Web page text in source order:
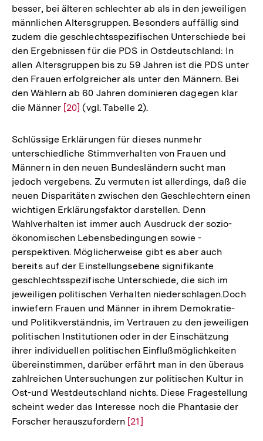
besser, bei älteren schlechter ab als in den jeweiligen
männlichen Altersgruppen. Besonders auffällig sind
zudem die geschlechtsspezifischen Unterschiede bei
den Ergebnissen für die PDS in Ostdeutschland: In
allen Altersgruppen bis zu 59 Jahren ist die PDS unter
den Frauen erfolgreicher als unter den Männern. Bei
den Wählern ab 60 Jahren dominieren dagegen klar
die Männer Zur
der
Fußnote
[20] (vgl. Tabelle 2).
Schlüssige Erklärungen für dieses nunmehr
unterschiedliche Stimmverhalten von Frauen und
Männern in den neuen Bundesländern sucht man
jedoch vergebens. Zu vermuten ist allerdings, daß die
neuen Disparitäten zwischen den Geschlechtern einen
wichtigen Erklärungsfaktor darstellen. Denn
Wahlverhalten ist immer auch Ausdruck der sozio-
ökonomischen Lebensbedingungen sowie -
perspektiven. Möglicherweise gibt es aber auch
bereits auf der Einstellungsebene signifikante
geschlechtsspezifische Unterschiede, die sich im
jeweiligen politischen Verhalten niederschlagen.Doch
inwiefern Frauen und Männer in ihrem Demokratie-
und Politikverständnis, im Vertrauen zu den jeweiligen
politischen Institutionen oder in der Einschätzung
ihrer individuellen politischen Einflußmöglichkeiten
übereinstimmen, darüber erfährt man in den überaus
zahlreichen Untersuchungen zur politischen Kultur in
Ost-und Westdeutschland nichts. Diese Fragestellung
scheint weder das Interesse noch die Phantasie der
Forscher herauszufordern Zur
[21]